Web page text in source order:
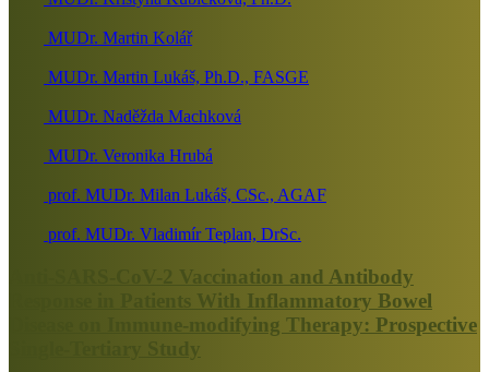
MUDr. Martin Kolář
MUDr. Martin Lukáš, Ph.D., FASGE
MUDr. Naděžda Machková
MUDr. Veronika Hrubá
prof. MUDr. Milan Lukáš, CSc., AGAF
prof. MUDr. Vladimír Teplan, DrSc.
Anti-SARS-CoV-2 Vaccination and Antibody
Response in Patients With Inflammatory Bowel
Disease on Immune-modifying Therapy: Prospective
Single-Tertiary Study